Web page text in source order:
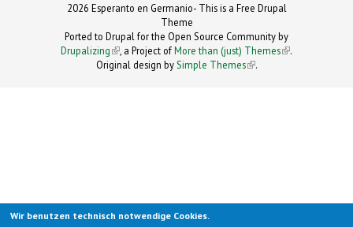
2026 Esperanto en Germanio- This is a Free Drupal
Theme
Ported to Drupal for the Open Source Community by
Drupalizing(link is external)
, a Project ofMore than (just) Themes (link is
.
Original design by Simple Themes
(link is
.
Wir benutzen technisch notwendige Cookies.